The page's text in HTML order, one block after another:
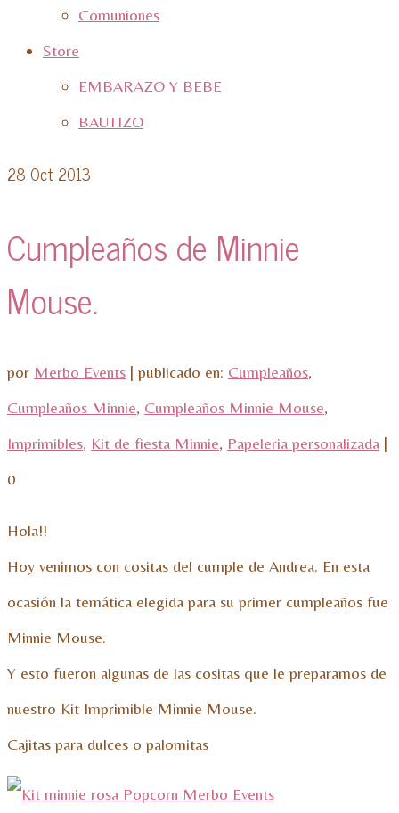
Comuniones
Store
EMBARAZO Y BEBE
BAUTIZO
28 Oct 2013
Cumpleaños de Minnie
Mouse.
por Merbo Events | publicado en: Cumpleaños,
Cumpleaños Minnie, Cumpleaños Minnie Mouse,
Imprimibles, Kit de fiesta Minnie, Papeleria personalizada |
0
Hola!!
Hoy venimos con cositas del cumple de Andrea. En esta
ocasión la temática elegida para su primer cumpleaños fue
Minnie Mouse.
Y esto fueron algunas de las cositas que le preparamos de
nuestro Kit Imprimible Minnie Mouse.
Cajitas para dulces o palomitas